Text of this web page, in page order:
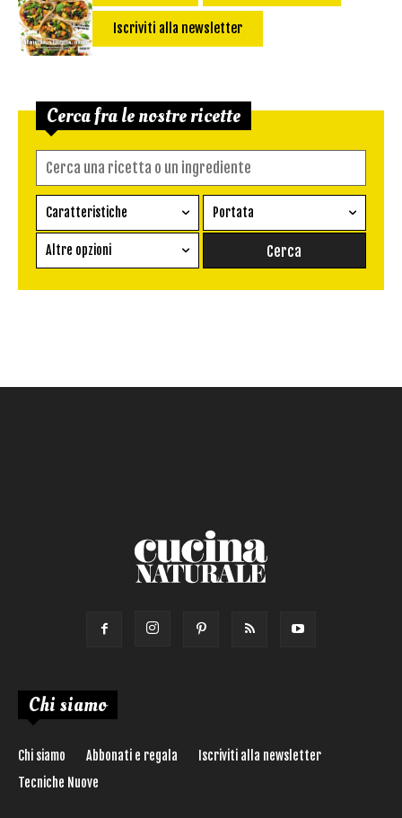
Iscriviti alla newsletter
Cerca fra le nostre ricette
Caratteristiche
Ricetta vegetariana
Senza glutine
Portata
Conserva
Altre opzioni
Chi siamo
Chi siamo Abbonati e regala
Iscriviti alla newsletter
Tecniche Nuove